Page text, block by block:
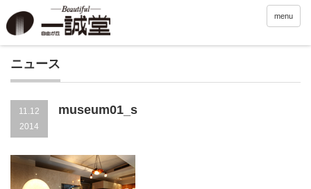
menu
ニュース
11.12
2014
museum01_s